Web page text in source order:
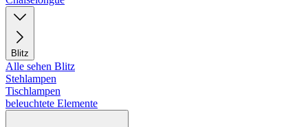
Blitz
Alle sehen Blitz
Stehlampen
Tischlampen
beleuchtete Elemente